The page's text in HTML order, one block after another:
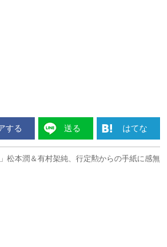
する 送る はてな
松本潤＆有村架純、行定勲からの手紙に感無